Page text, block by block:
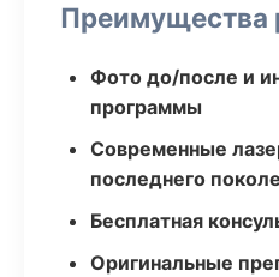
Преимущества
Фото до/после и
программы
Современные
последнего
Бесплатная
Оригинальные